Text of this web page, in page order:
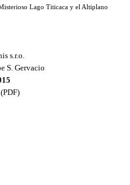
Lago Titicaca y el Altiplano
s.r.o.
S. Gervacio